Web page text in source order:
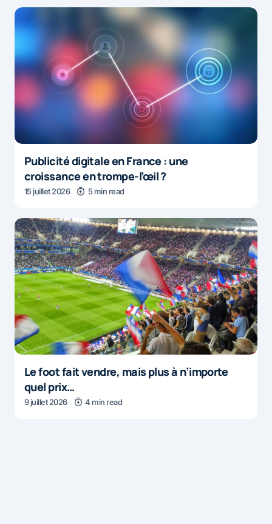
Publicité digitale en France : une
croissance en trompe-l’œil ?
15 juillet 2026 5 min read
Le foot fait vendre, mais plus à n’importe
quel prix…
9 juillet 2026 4 min read